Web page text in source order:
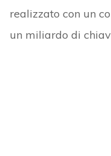
realizzato con un
un miliardo di